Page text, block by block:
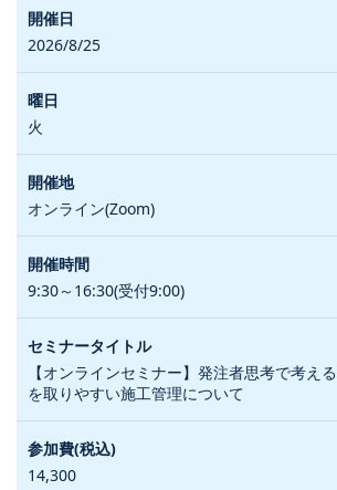
2026/8/25
火
オンライン(Zoom)
9:30～16:30(受付9:00)
【オンラインセミナー】発注者思考で考え
を取りやすい施工管理について
14,300